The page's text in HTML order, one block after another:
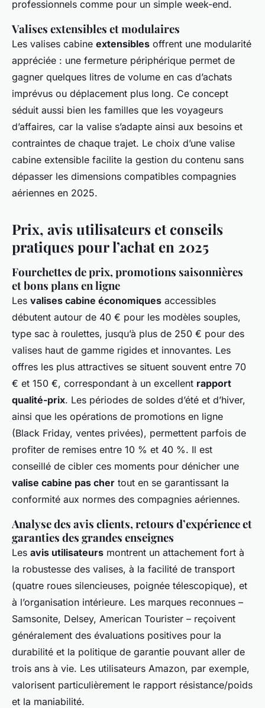
professionnels comme pour un simple week-end.
Valises extensibles et modulaires
Les valises cabine extensibles offrent une modularité
appréciée : une fermeture périphérique permet de
gagner quelques litres de volume en cas d’achats
imprévus ou déplacement plus long. Ce concept
séduit aussi bien les familles que les voyageurs
d’affaires, car la valise s’adapte ainsi aux besoins et
contraintes de chaque trajet. Le choix d’une valise
cabine extensible facilite la gestion du contenu sans
dépasser les dimensions compatibles compagnies
aériennes en 2025.
Prix, avis utilisateurs et conseils
pratiques pour l’achat en 2025
Fourchettes de prix, promotions saisonnières
et bons plans en ligne
Les valises cabine économiques accessibles
débutent autour de 40 € pour les modèles souples,
type sac à roulettes, jusqu’à plus de 250 € pour des
valises haut de gamme rigides et innovantes. Les
offres les plus attractives se situent souvent entre 70
€ et 150 €, correspondant à un excellent rapport
qualité-prix. Les périodes de soldes d’été et d’hiver,
ainsi que les opérations de promotions en ligne
(Black Friday, ventes privées), permettent parfois de
profiter de remises entre 10 % et 40 %. Il est
conseillé de cibler ces moments pour dénicher une
valise cabine pas cher tout en se garantissant la
conformité aux normes des compagnies aériennes.
Analyse des avis clients, retours d’expérience et
garanties des grandes enseignes
Les avis utilisateurs montrent un attachement fort à
la robustesse des valises, à la facilité de transport
(quatre roues silencieuses, poignée télescopique), et
à l’organisation intérieure. Les marques reconnues –
Samsonite, Delsey, American Tourister – reçoivent
généralement des évaluations positives pour la
durabilité et la politique de garantie pouvant aller de
trois ans à vie. Les utilisateurs Amazon, par exemple,
valorisent particulièrement le rapport résistance/poids
et la maniabilité.